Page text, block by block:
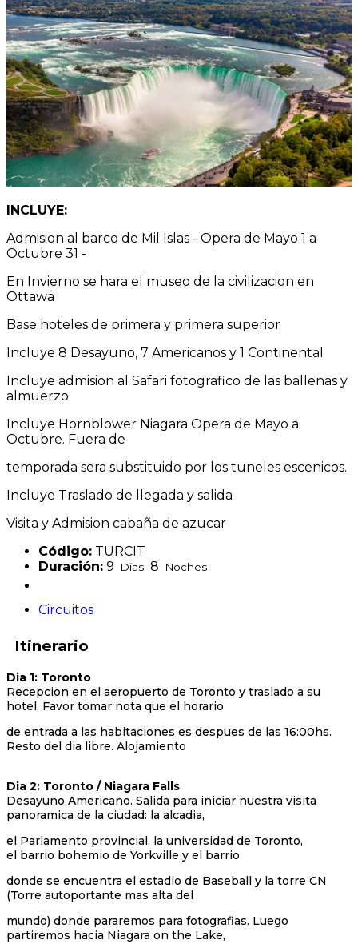
INCLUYE:
Admision al barco de Mil Islas - Opera de Mayo 1 a
Octubre 31 -
En Invierno se hara el museo de la civilizacion en
Ottawa
Base hoteles de primera y primera superior
Incluye 8 Desayuno, 7 Americanos y 1 Continental
Incluye admision al Safari fotografico de las ballenas y
almuerzo
Incluye Hornblower Niagara Opera de Mayo a
Octubre. Fuera de
temporada sera substituido por los tuneles escenicos.
Incluye Traslado de llegada y salida
Visita y Admision cabaña de azucar
Código: TURCIT
Duración: 9 Dias 8 Noches
Circuitos
Itinerario
Dia 1: Toronto
Recepcion en el aeropuerto de Toronto y traslado a su
hotel. Favor tomar nota que el horario
de entrada a las habitaciones es despues de las 16:00hs.
Resto del dia libre. Alojamiento
Dia 2: Toronto / Niagara Falls
Desayuno Americano. Salida para iniciar nuestra visita
panoramica de la ciudad: la alcadia,
el Parlamento provincial, la universidad de Toronto,
el barrio bohemio de Yorkville y el barrio
donde se encuentra el estadio de Baseball y la torre CN
(Torre autoportante mas alta del
mundo) donde pararemos para fotografias. Luego
partiremos hacia Niagara on the Lake,